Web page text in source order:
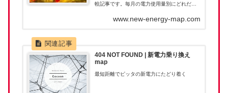
較記事です。毎月の電力使用量別にどれだけ
す。新電力へ乗り換えたあとに料金が高くな
www.new-energy-map.com
404 NOT FOUND | 新電力乗り換え
map
最短距離でピッタの新電力にたどり着く